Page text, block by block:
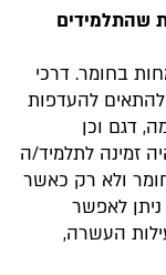
שהתלמידים
בחומר. דרכי
להתאים להעדפות
דגם וכן
זמינה לתלמיד/ה
ולא רק כאשר
לאפשר
העשרה,